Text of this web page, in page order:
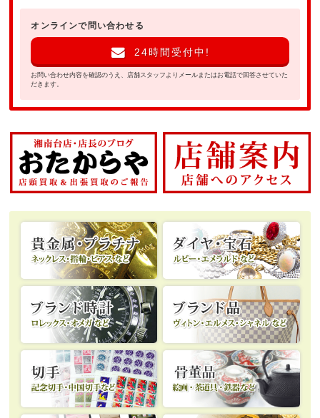
オンラインで問い合わせる
24時間受付中!
お問い合わせ内容を確認のうえ、店舗スタッフよりメールまたはお電話で回答させていた
だきます。